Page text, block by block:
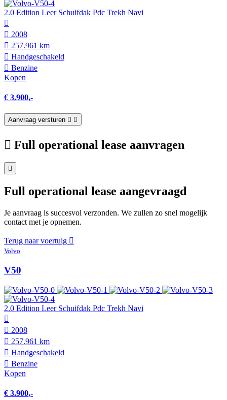
2.0 Edition Leer Schuifdak Pdc Trekh Navi
2008
257.961 km
Hand­geschakeld
Benzine
Kopen
€ 3.900,-
Aanvraag versturen
Full operational lease aanvragen
Full operational lease aangevraagd
Je aanvraag is succesvol verzonden. We zullen zo snel mogelijk
contact met je opnemen.
Terug naar voertuig
Volvo
V50
2.0 Edition Leer Schuifdak Pdc Trekh Navi
2008
257.961 km
Hand­geschakeld
Benzine
Kopen
€ 3.900,-